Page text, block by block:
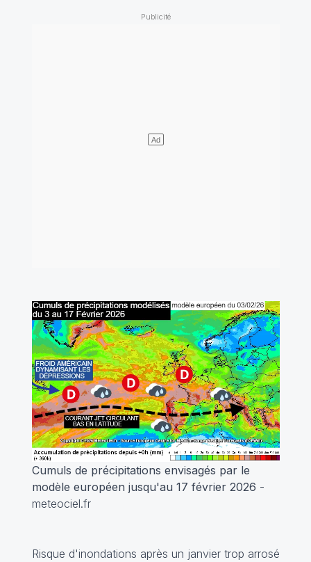
Cumuls de précipitations envisagés par le
modèle européen jusqu'au 17 février 2026 -
meteociel.fr
Risque d'inondations après un janvier trop arrosé